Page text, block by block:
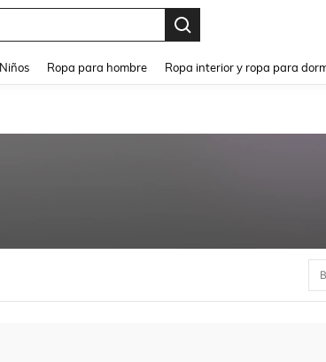
Niños Ropa para hombre Ropa interior y ropa para